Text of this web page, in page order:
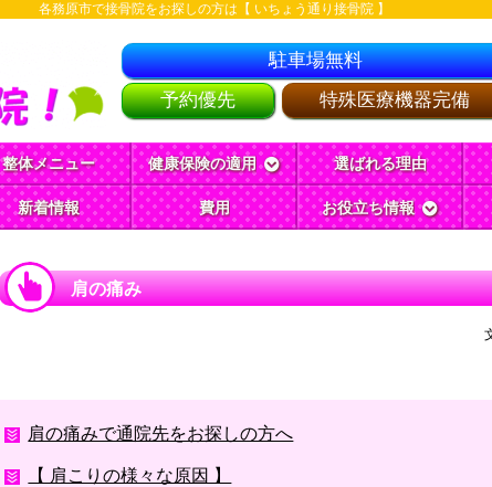
各務原市で接骨院をお探しの方は【 いちょう通り接骨院 】
駐車場無料
予約優先
特殊医療機器完備
整体メニュー 健康保険の適用 選ばれる理由
新着情報 費用 お役立ち情報
肩の痛み
肩の痛みで通院先をお探しの方へ
【 肩こりの様々な原因 】